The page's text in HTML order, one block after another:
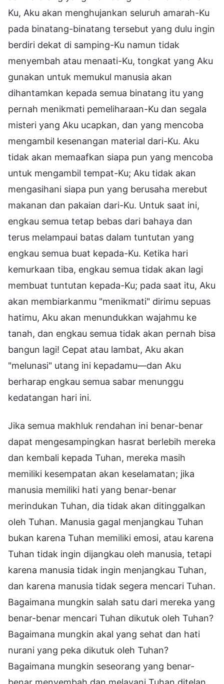
Ku, Aku akan menghujankan seluruh amarah-Ku
pada binatang-binatang tersebut yang dulu ingin
berdiri dekat di samping-Ku namun tidak
menyembah atau menaati-Ku, tongkat yang Aku
gunakan untuk memukul manusia akan
dihantamkan kepada semua binatang itu yang
pernah menikmati pemeliharaan-Ku dan segala
misteri yang Aku ucapkan, dan yang mencoba
mengambil kesenangan material dari-Ku. Aku
tidak akan memaafkan siapa pun yang mencoba
untuk mengambil tempat-Ku; Aku tidak akan
mengasihani siapa pun yang berusaha merebut
makanan dan pakaian dari-Ku. Untuk saat ini,
engkau semua tetap bebas dari bahaya dan
terus melampaui batas dalam tuntutan yang
engkau semua buat kepada-Ku. Ketika hari
kemurkaan tiba, engkau semua tidak akan lagi
membuat tuntutan kepada-Ku; pada saat itu, Aku
akan membiarkanmu "menikmati" dirimu sepuas
hatimu, Aku akan menundukkan wajahmu ke
tanah, dan engkau semua tidak akan pernah bisa
bangun lagi! Cepat atau lambat, Aku akan
"melunasi" utang ini kepadamu—dan Aku
berharap engkau semua sabar menunggu
kedatangan hari ini.
Jika semua makhluk rendahan ini benar-benar
dapat mengesampingkan hasrat berlebih mereka
dan kembali kepada Tuhan, mereka masih
memiliki kesempatan akan keselamatan; jika
manusia memiliki hati yang benar-benar
merindukan Tuhan, dia tidak akan ditinggalkan
oleh Tuhan. Manusia gagal menjangkau Tuhan
bukan karena Tuhan memiliki emosi, atau karena
Tuhan tidak ingin dijangkau oleh manusia, tetapi
karena manusia tidak ingin menjangkau Tuhan,
dan karena manusia tidak segera mencari Tuhan.
Bagaimana mungkin salah satu dari mereka yang
benar-benar mencari Tuhan dikutuk oleh Tuhan?
Bagaimana mungkin akal yang sehat dan hati
nurani yang peka dikutuk oleh Tuhan?
Bagaimana mungkin seseorang yang benar-